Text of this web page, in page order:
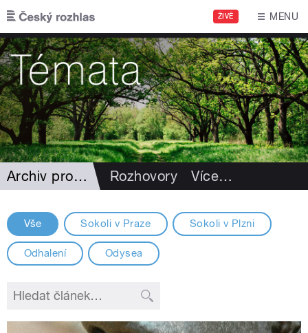
Přejít k hlavnímu obsahu
ŽIVĚ MENU
Archiv projektů Rozhovory Více…
Vše Sokoli v Praze Sokoli v Plzni
Odhalení Odysea